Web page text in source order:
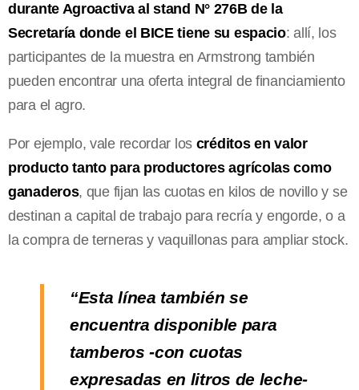
durante Agroactiva al stand N° 276B de la
Secretaría donde el BICE tiene su espacio: allí, los
participantes de la muestra en Armstrong también
pueden encontrar una oferta integral de financiamiento
para el agro.
Por ejemplo, vale recordar los créditos en valor
producto tanto para productores agrícolas como
ganaderos, que fijan las cuotas en kilos de novillo y se
destinan a capital de trabajo para recría y engorde, o a
la compra de terneras y vaquillonas para ampliar stock.
“Esta línea también se
encuentra disponible para
tamberos -con cuotas
expresadas en litros de leche-